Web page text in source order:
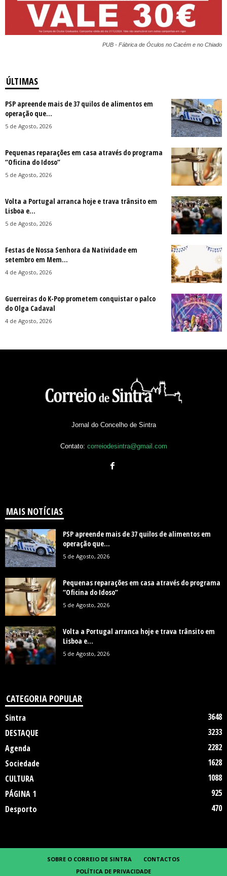
PUB - Fábrica de Óculos no Cacém e no Chiado
ÚLTIMAS
PSP apreende mais de 37 quilos de alimentos em
operação que...
5 de Agosto, 2026
Pequenas reparações em casa através do programa
“Oficina do Idoso”
5 de Agosto, 2026
Volta a Portugal arranca hoje e trava trânsito em
Lisboa e...
5 de Agosto, 2026
Festas de Nossa Senhora da Natividade em
setembro em Mem...
4 de Agosto, 2026
Guerreiras do K-Pop prometem conquistar o palco
do Olga Cadaval
4 de Agosto, 2026
Jornal do Concelho de Sintra
Contato: correiodesintra@gmail.com
MAIS NOTÍCIAS
PSP apreende mais de 37 quilos de alimentos em
operação que...
5 de Agosto, 2026
Pequenas reparações em casa através do programa
“Oficina do Idoso”
5 de Agosto, 2026
Volta a Portugal arranca hoje e trava trânsito em
Lisboa e...
5 de Agosto, 2026
CATEGORIA POPULAR
Sintra
3648
DESTAQUE
3233
Agenda
2282
Sociedade
1628
CULTURA
1088
PÁGINA 1
925
Desporto
470
SOBRE O CORREIO DE SINTRA
CONTACTOS
POLÍTICA DE PRIVACIDADE